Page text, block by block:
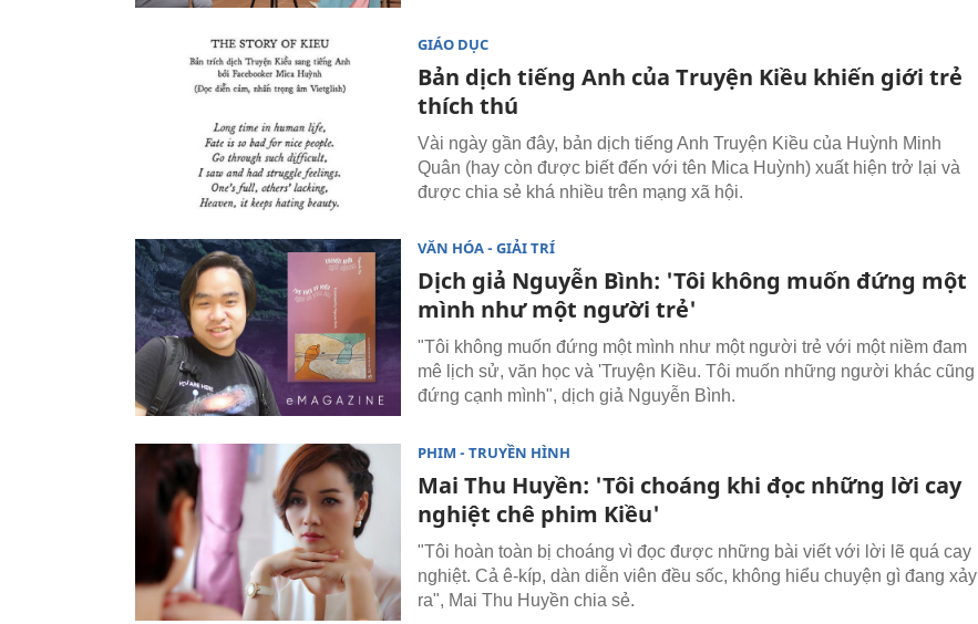
GIÁO DỤC
Bản dịch tiếng Anh của Truyện Kiều khiến giới trẻ
thích thú
Vài ngày gần đây, bản dịch tiếng Anh Truyện Kiều của Huỳnh Minh
Quân (hay còn được biết đến với tên Mica Huỳnh) xuất hiện trở lại và
được chia sẻ khá nhiều trên mạng xã hội.
VĂN HÓA - GIẢI TRÍ
Dịch giả Nguyễn Bình: 'Tôi không muốn đứng một
mình như một người trẻ'
"Tôi không muốn đứng một mình như một người trẻ với một niềm đam
mê lịch sử, văn học và 'Truyện Kiều. Tôi muốn những người khác cũng
đứng cạnh mình", dịch giả Nguyễn Bình.
PHIM - TRUYỀN HÌNH
Mai Thu Huyền: 'Tôi choáng khi đọc những lời cay
nghiệt chê phim Kiều'
"Tôi hoàn toàn bị choáng vì đọc được những bài viết với lời lẽ quá cay
nghiệt. Cả ê-kíp, dàn diễn viên đều sốc, không hiểu chuyện gì đang xảy
ra", Mai Thu Huyền chia sẻ.